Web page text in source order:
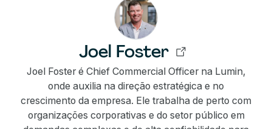
Joel Foster
Joel Foster é Chief Commercial Officer na Lumin,
onde auxilia na direção estratégica e no
crescimento da empresa. Ele trabalha de perto com
organizações corporativas e do setor público em